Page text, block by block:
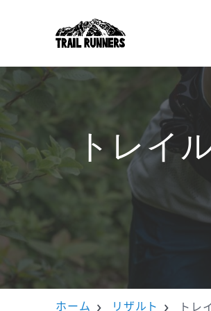
トレイ
ホーム リザルト トレ